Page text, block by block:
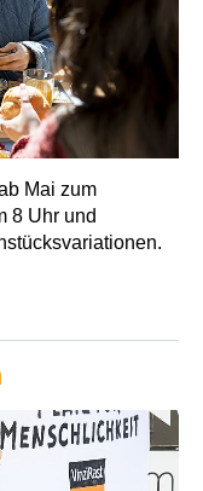
Mai zum
8 Uhr und